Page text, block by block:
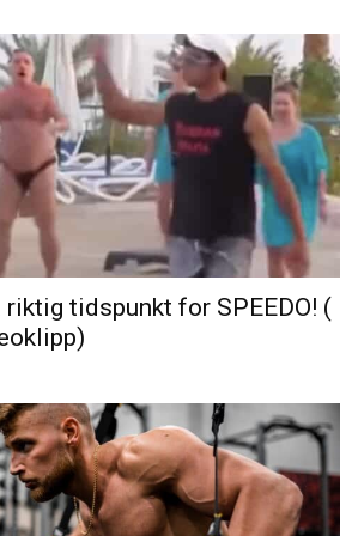
tidspunkt for SPEEDO! (